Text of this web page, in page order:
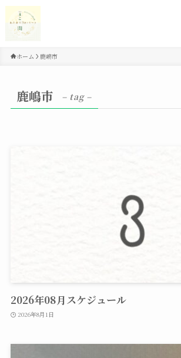
ホーム 鹿嶋市
鹿嶋市 – tag –
2026年08月スケジュール
2026年8月1日